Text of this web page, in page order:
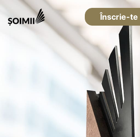
Înscrie-te